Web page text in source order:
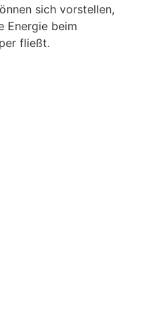
sich vorstellen,
Energie beim
fließt.